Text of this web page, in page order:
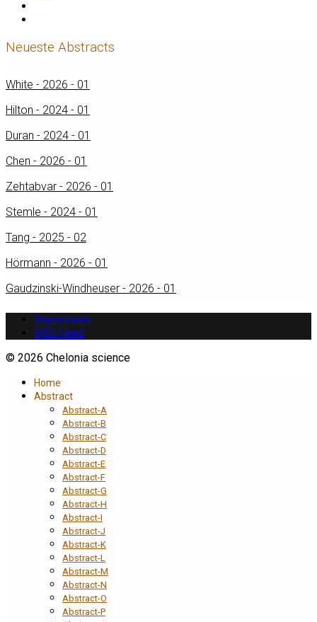
Neueste Abstracts
White - 2026 - 01
Hilton - 2024 - 01
Duran - 2024 - 01
Chen - 2026 - 01
Zehtabvar - 2026 - 01
Stemle - 2024 - 01
Tang - 2025 - 02
Hörmann - 2026 - 01
Gaudzinski-Windheuser - 2026 - 01
Impressum
RSS Feed
© 2026 Chelonia science
Home
Abstract
Abstract-A
Abstract-B
Abstract-C
Abstract-D
Abstract-E
Abstract-F
Abstract-G
Abstract-H
Abstract-I
Abstract-J
Abstract-K
Abstract-L
Abstract-M
Abstract-N
Abstract-O
Abstract-P